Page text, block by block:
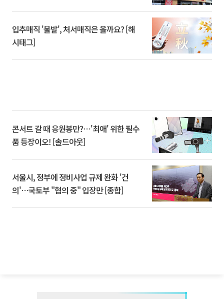
입추매직 '불발', 처서매직은 올까요? [해
시태그]
콘서트 갈 때 응원봉만?⋯'최애' 위한 필수
품 등장이오! [솔드아웃]
서울시, 정부에 정비사업 규제 완화 '건
의'⋯국토부 "협의 중" 입장만 [종합]